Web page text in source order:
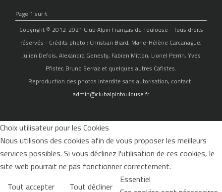
Page 1 sur 4
Copyright © 2012-2021 Club Alpin Français de Toulouse - Tous droits
réservés - Crédits photo : Christian Biard, Marie-Hélène Carcanague,
Julien Defois, Alexandra Genesty, Fabien Mitton, Lionel Perrin, Yves
Pfister, Bruno Serraz et quelques autres Cafistes.
Reproduction des photos interdite sans autorisation, contact :
admin@clubalpintoulouse.fr
Choix utilisateur pour les Cookies
Nous utilisons des cookies afin de vous proposer les meilleurs
services possibles. Si vous déclinez l'utilisation de ces cookies, le
site web pourrait ne pas fonctionner correctement.
Tout accepter
Tout décliner Essentiel